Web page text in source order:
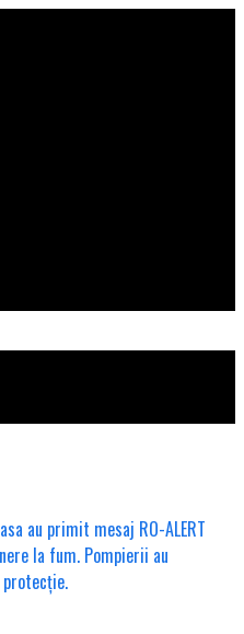
au primit mesaj RO-ALERT
la fum. Pompierii au